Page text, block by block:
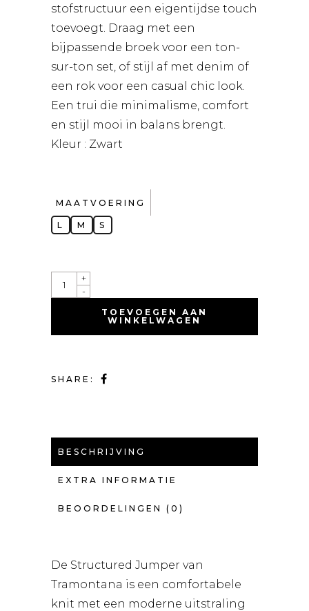
stofstructuur een eigentijdse touch
toevoegt. Draag met een
bijpassende broek voor een ton-
sur-ton set, of stijl af met denim of
een rok voor een casual chic look.
Een trui die minimalisme, comfort
en stijl mooi in balans brengt.
Kleur : Zwart
MAATVOERING
L M S
QUANTITY
-
+
TOEVOEGEN AAN
WINKELWAGEN
SHARE:
BESCHRIJVING
EXTRA INFORMATIE
BEOORDELINGEN (0)
De Structured Jumper van
Tramontana is een comfortabele
knit met een moderne uitstraling